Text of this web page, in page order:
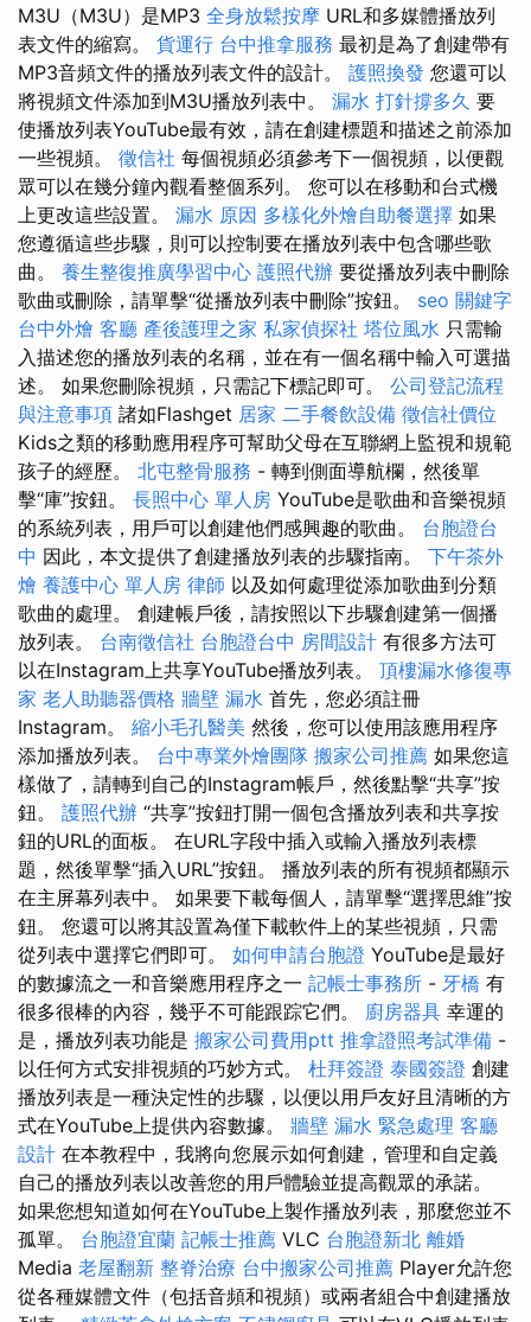
M3U（M3U）是MP3 全身放鬆按摩 URL和多媒體播放列
表文件的縮寫。 貨運行 台中推拿服務 最初是為了創建帶有
MP3音頻文件的播放列表文件的設計。 護照換發 您還可以
將視頻文件添加到M3U播放列表中。 漏水 打針撐多久 要
使播放列表YouTube最有效，請在創建標題和描述之前添加
一些視頻。 徵信社 每個視頻必須參考下一個視頻，以便觀
眾可以在幾分鐘內觀看整個系列。 您可以在移動和台式機
上更改這些設置。 漏水 原因 多樣化外燴自助餐選擇 如果
您遵循這些步驟，則可以控制要在播放列表中包含哪些歌
曲。 養生整復推廣學習中心 護照代辦 要從播放列表中刪除
歌曲或刪除，請單擊“從播放列表中刪除”按鈕。 seo 關鍵字
台中外燴 客廳 產後護理之家 私家偵探社 塔位風水 只需輸
入描述您的播放列表的名稱，並在有一個名稱中輸入可選描
述。 如果您刪除視頻，只需記下標記即可。 公司登記流程
與注意事項 諸如Flashget 居家 二手餐飲設備 徵信社價位
Kids之類的移動應用程序可幫助父母在互聯網上監視和規範
孩子的經歷。 北屯整骨服務 - 轉到側面導航欄，然後單
擊“庫”按鈕。 長照中心 單人房 YouTube是歌曲和音樂視頻
的系統列表，用戶可以創建他們感興趣的歌曲。 台胞證台
中 因此，本文提供了創建播放列表的步驟指南。 下午茶外
燴 養護中心 單人房 律師 以及如何處理從添加歌曲到分類
歌曲的處理。 創建帳戶後，請按照以下步驟創建第一個播
放列表。 台南徵信社 台胞證台中 房間設計 有很多方法可
以在Instagram上共享YouTube播放列表。 頂樓漏水修復專
家 老人助聽器價格 牆壁 漏水 首先，您必須註冊
Instagram。 縮小毛孔醫美 然後，您可以使用該應用程序
添加播放列表。 台中專業外燴團隊 搬家公司推薦 如果您這
樣做了，請轉到自己的Instagram帳戶，然後點擊“共享”按
鈕。 護照代辦 “共享”按鈕打開一個包含播放列表和共享按
鈕的URL的面板。 在URL字段中插入或輸入播放列表標
題，然後單擊“插入URL”按鈕。 播放列表的所有視頻都顯示
在主屏幕列表中。 如果要下載每個人，請單擊“選擇思維”按
鈕。 您還可以將其設置為僅下載軟件上的某些視頻，只需
從列表中選擇它們即可。 如何申請台胞證 YouTube是最好
的數據流之一和音樂應用程序之一 記帳士事務所 - 牙橋 有
很多很棒的內容，幾乎不可能跟踪它們。 廚房器具 幸運的
是，播放列表功能是 搬家公司費用ptt 推拿證照考試準備 -
以任何方式安排視頻的巧妙方式。 杜拜簽證 泰國簽證 創建
播放列表是一種決定性的步驟，以便以用戶友好且清晰的方
式在YouTube上提供內容數據。 牆壁 漏水 緊急處理 客廳
設計 在本教程中，我將向您展示如何創建，管理和自定義
自己的播放列表以改善您的用戶體驗並提高觀眾的承諾。
如果您想知道如何在YouTube上製作播放列表，那麼您並不
孤單。 台胞證宜蘭 記帳士推薦 VLC 台胞證新北 離婚
Media 老屋翻新 整脊治療 台中搬家公司推薦 Player允許您
從各種媒體文件（包括音頻和視頻）或兩者組合中創建播放